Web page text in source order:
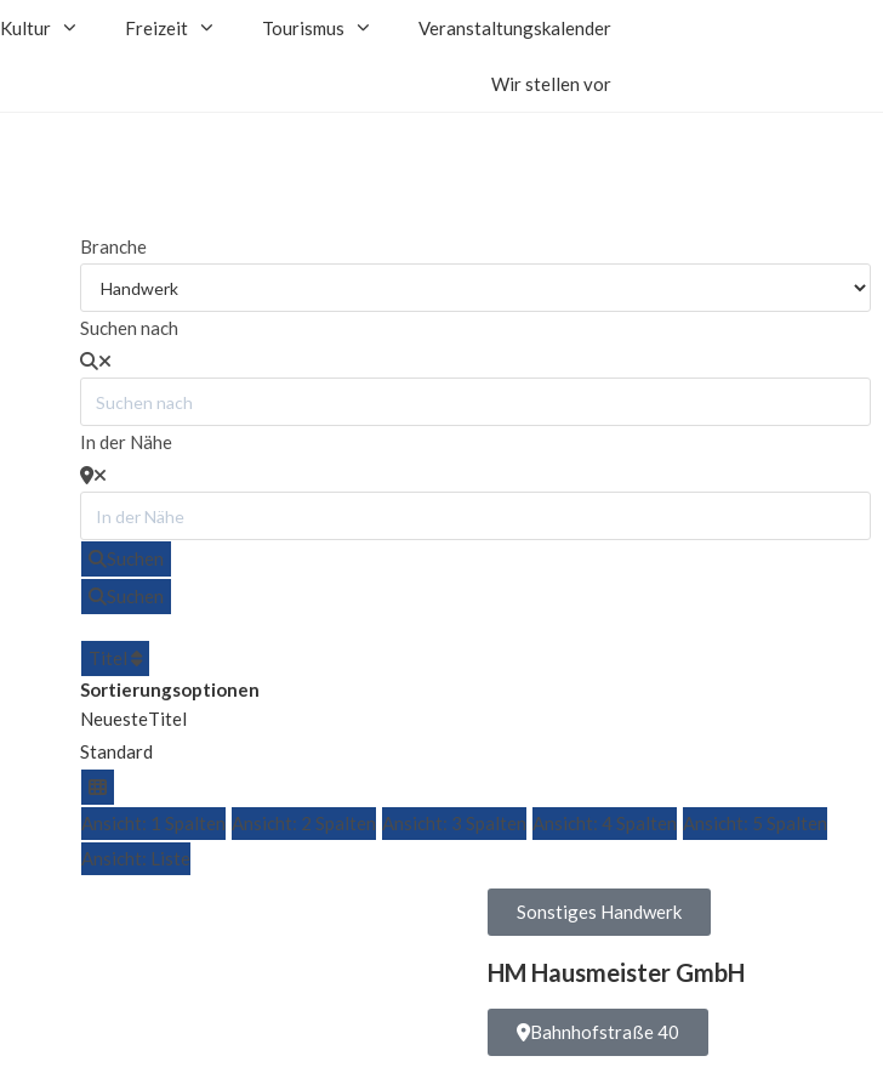
Kultur Freizeit Tourismus Veranstaltungskalender
Wir stellen vor
Branche
Suchen nach
In der Nähe
Suchen
Suchen
Titel
Sortierungsoptionen
NeuesteTitel
Standard
Ansicht: 1 Spalten Ansicht: 2 Spalten Ansicht: 3 Spalten Ansicht: 4 Spalten Ansicht: 5 Spalten
Ansicht: Liste
Sonstiges Handwerk
HM Hausmeister GmbH
Bahnhofstraße 40